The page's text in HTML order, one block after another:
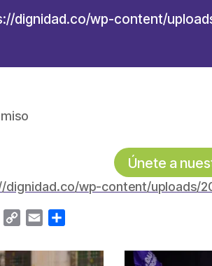
dignidad.co/wp-content/
Únete a
wp-content/uploads/
Threads
Copy Email